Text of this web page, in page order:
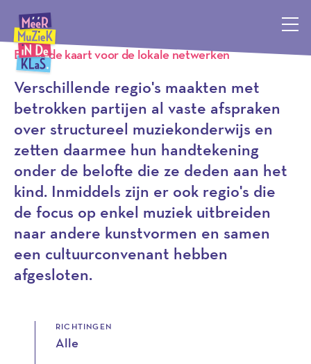
Méér Muziek in de Klas, terug naar de homepagina
Programma
Bekijk de kaart voor de lokale netwerken
Verschillende regio's maakten met
betrokken partijen al vaste afspraken
over structureel muziekonderwijs en
zetten daarmee hun handtekening
onder de belofte die ze deden aan het
kind. Inmiddels zijn er ook regio's die
de focus op enkel muziek uitbreiden
naar andere kunstvormen en samen
een cultuurconvenant hebben
afgesloten.
RICHTINGEN
Alle